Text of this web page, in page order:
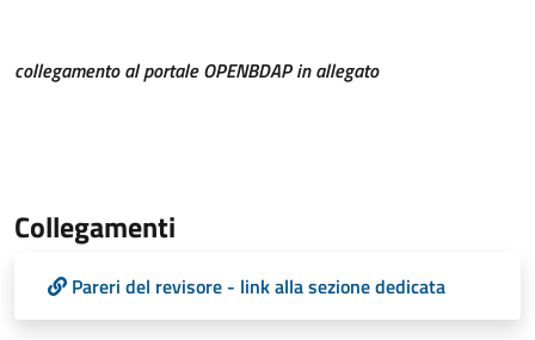
collegamento al portale OPENBDAP in allegato
Collegamenti
Pareri del revisore - link alla sezione dedicata